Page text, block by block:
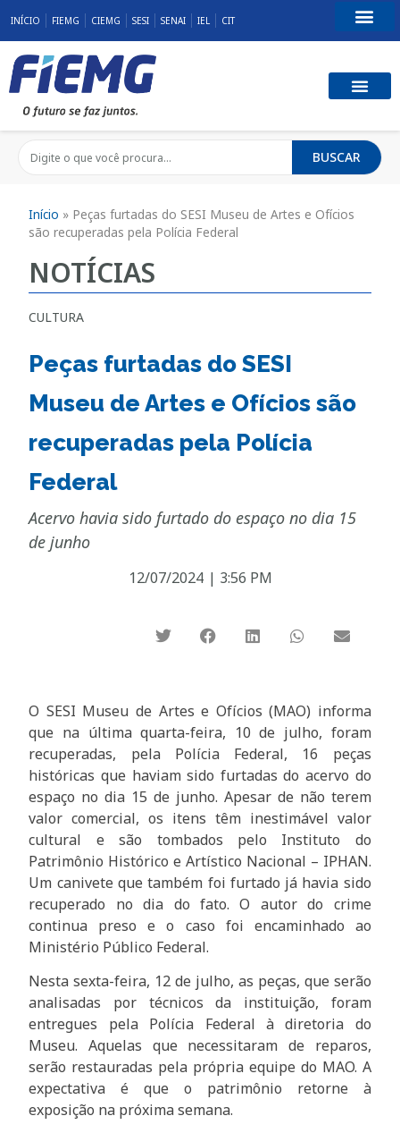
INÍCIO FIEMG CIEMG SESI SENAI IEL CIT
BUSCAR
Início » Peças furtadas do SESI Museu de Artes e Ofícios
são recuperadas pela Polícia Federal
NOTÍCIAS
CULTURA
Peças furtadas do SESI
Museu de Artes e Ofícios são
recuperadas pela Polícia
Federal
Acervo havia sido furtado do espaço no dia 15
de junho
12/07/2024 | 3:56 PM
O SESI Museu de Artes e Ofícios (MAO) informa
que na última quarta-feira, 10 de julho, foram
recuperadas, pela Polícia Federal, 16 peças
históricas que haviam sido furtadas do acervo do
espaço no dia 15 de junho. Apesar de não terem
valor comercial, os itens têm inestimável valor
cultural e são tombados pelo Instituto do
Patrimônio Histórico e Artístico Nacional – IPHAN.
Um canivete que também foi furtado já havia sido
recuperado no dia do fato. O autor do crime
continua preso e o caso foi encaminhado ao
Ministério Público Federal.
Nesta sexta-feira, 12 de julho, as peças, que serão
analisadas por técnicos da instituição, foram
entregues pela Polícia Federal à diretoria do
Museu. Aquelas que necessitaram de reparos,
serão restauradas pela própria equipe do MAO. A
expectativa é que o patrimônio retorne à
exposição na próxima semana.